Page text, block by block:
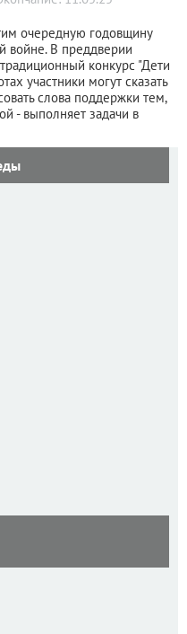
очередную годовщину
войне. В преддверии
конкурс "Дети
участники могут сказать
слова поддержки тем,
- выполняет задачи в